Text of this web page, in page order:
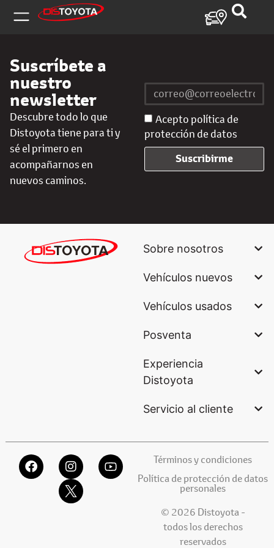
Suscríbete a
nuestro
newsletter
Descubre todo lo que
Distoyota tiene para ti y
sé el primero en
acompañarnos en
nuevos caminos.
Acepto política de
protección de datos
Suscribirme
Sobre nosotros
Vehículos nuevos
Vehículos usados
Posventa
Experiencia
Distoyota
Servicio al cliente
Términos y condiciones
Política de protección de datos
personales
© 2026 Distoyota -
todos los derechos
reservados